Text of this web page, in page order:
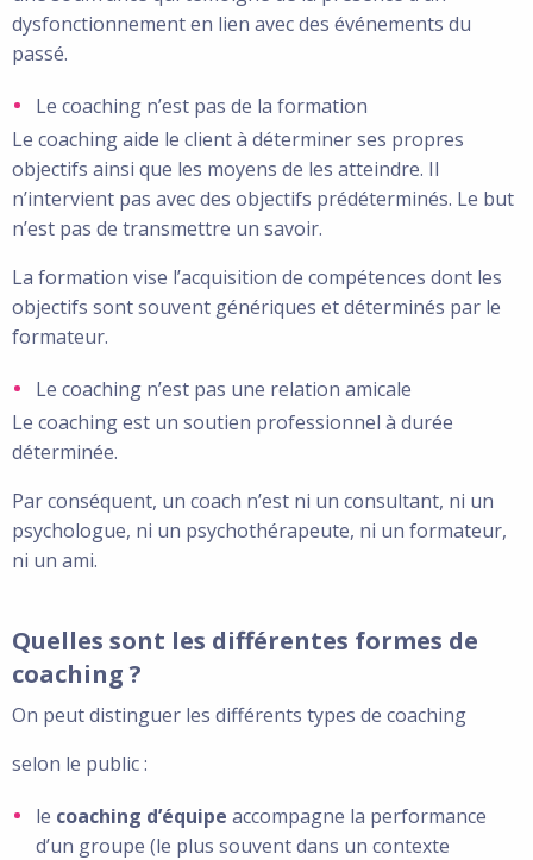
dysfonctionnement en lien avec des événements du
passé.
Le coaching n’est pas de la formation
Le coaching aide le client à déterminer ses propres
objectifs ainsi que les moyens de les atteindre. Il
n’intervient pas avec des objectifs prédéterminés. Le but
n’est pas de transmettre un savoir.
La formation vise l’acquisition de compétences dont les
objectifs sont souvent génériques et déterminés par le
formateur.
Le coaching n’est pas une relation amicale
Le coaching est un soutien professionnel à durée
déterminée.
Par conséquent, un coach n’est ni un consultant, ni un
psychologue, ni un psychothérapeute, ni un formateur,
ni un ami.
Quelles sont les différentes formes de
coaching ?
On peut distinguer les différents types de coaching
selon le public :
le coaching d’équipe accompagne la performance
d’un groupe (le plus souvent dans un contexte